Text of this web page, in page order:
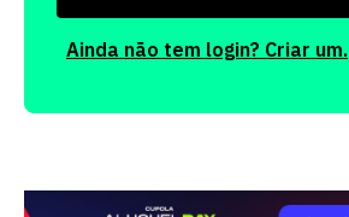
Ainda não tem login? Criar um.